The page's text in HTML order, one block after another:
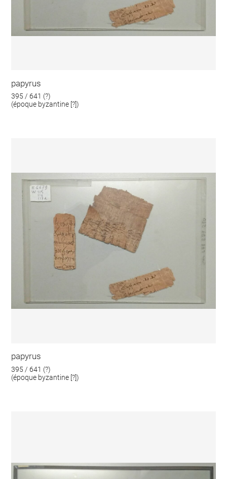
papyrus
395 / 641 (?)
(époque byzantine [?])
papyrus
395 / 641 (?)
(époque byzantine [?])